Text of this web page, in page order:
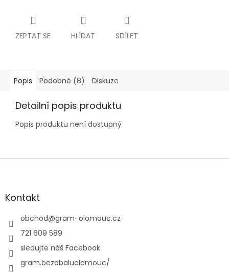
ZEPTAT SE HLÍDAT SDÍLET
Popis Podobné (8) Diskuze
Detailní popis produktu
Popis produktu není dostupný
Z
aKontakt
obchod@gram-olomouc.cz
721 609 589
sledujte náš Facebook
gram.bezobaluolomouc/